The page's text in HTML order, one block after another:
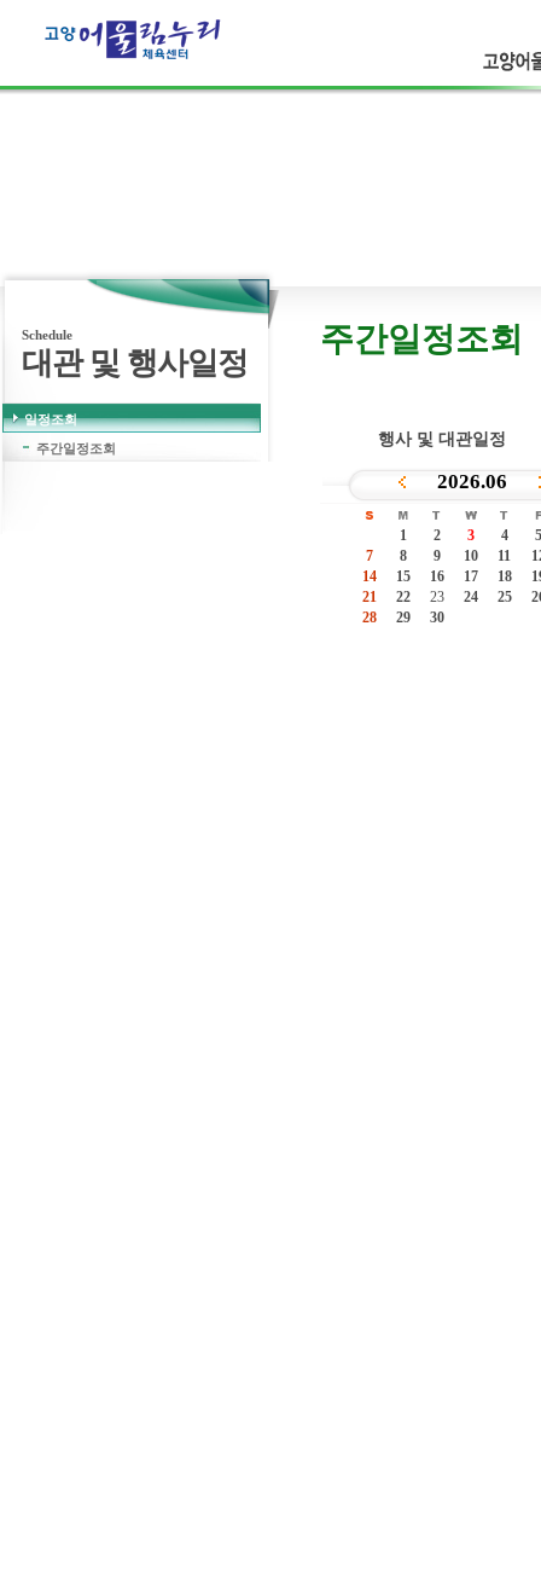
고양어
보다 더 큰행복은 없습니다.
주간일정조회
행사 및 대관일정
Schedule
대관 및 행사일정
일정조회
주간일정조회